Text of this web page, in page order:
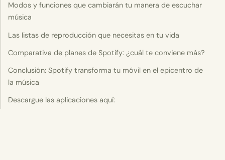
Modos y funciones que cambiarán tu manera de escuchar
música
Las listas de reproducción que necesitas en tu vida
Comparativa de planes de Spotify: ¿cuál te conviene más?
Conclusión: Spotify transforma tu móvil en el epicentro de
la música
Descargue las aplicaciones aquí: